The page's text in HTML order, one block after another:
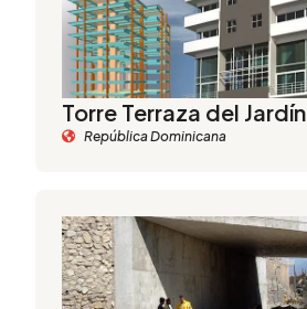
Torre Terraza del Jardín
República Dominicana